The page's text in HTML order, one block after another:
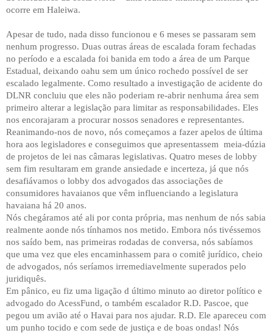
ocorre em Haleiwa.
Apesar de tudo, nada disso funcionou e 6 meses se passaram sem
nenhum progresso. Duas outras áreas de escalada foram fechadas
no período e a escalada foi banida em todo a área de um Parque
Estadual, deixando oahu sem um único rochedo possível de ser
escalado legalmente. Como resultado a investigação de acidente do
DLNR concluiu que eles não poderiam re-abrir nenhuma área sem
primeiro alterar a legislação para limitar as responsabilidades. Eles
nos encorajaram a procurar nossos senadores e representantes.
Reanimando-nos de novo, nós começamos a fazer apelos de última
hora aos legisladores e conseguimos que apresentassem meia-dúzia
de projetos de lei nas câmaras legislativas. Quatro meses de lobby
sem fim resultaram em grande ansiedade e incerteza, já que nós
desafiávamos o lobby dos advogados das associações de
consumidores havaianos que vêm influenciando a legislatura
havaiana há 20 anos.
Nós chegáramos até ali por conta própria, mas nenhum de nós sabia
realmente aonde nós tínhamos nos metido. Embora nós tivéssemos
nos saído bem, nas primeiras rodadas de conversa, nós sabíamos
que uma vez que eles encaminhassem para o comitê jurídico, cheio
de advogados, nós seríamos irremediavelmente superados pelo
juridiquês.
Em pânico, eu fiz uma ligação d último minuto ao diretor político e
advogado do AcessFund, o também escalador R.D. Pascoe, que
pegou um avião até o Havai para nos ajudar. R.D. Ele apareceu com
um punho tocido e com sede de justiça e de boas ondas! Nós